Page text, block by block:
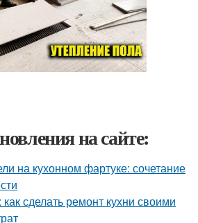
на сайте:
на кухонном фартуке: сочетание
сделать ремонт кухни своими